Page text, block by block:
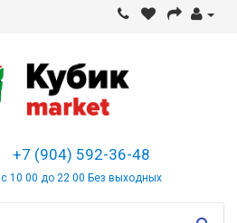
+7 (904) 592-36-48
с 10 00 до 22 00 Без выходных